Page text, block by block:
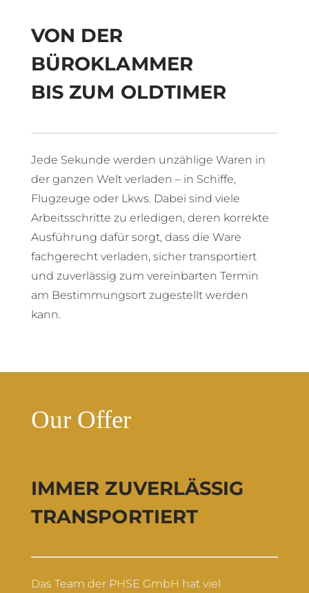
VON DER
BÜROKLAMMER
BIS ZUM OLDTIMER
Jede Sekunde werden unzählige Waren in
der ganzen Welt verladen – in Schiffe,
Flugzeuge oder Lkws. Dabei sind viele
Arbeitsschritte zu erledigen, deren korrekte
Ausführung dafür sorgt, dass die Ware
fachgerecht verladen, sicher transportiert
und zuverlässig zum vereinbarten Termin
am Bestimmungsort zugestellt werden
kann.
Our Offer
IMMER ZUVERLÄSSIG
TRANSPORTIERT
Das Team der PHSE GmbH hat viel